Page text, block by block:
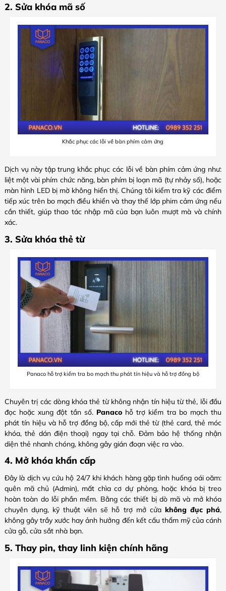
2. Sửa khóa mã số
Khắc phục các lỗi về bàn phím cảm ứng
Dịch vụ này tập trung khắc phục các lỗi về bàn phím cảm ứng như:
liệt một vài phím chức năng, bàn phím bị loạn mã (tự nhảy số), hoặc
màn hình LED bị mờ không hiển thị. Chúng tôi kiểm tra kỹ các điểm
tiếp xúc trên bo mạch điều khiển và thay thế lớp phim cảm ứng nếu
cần thiết, giúp thao tác nhập mã của bạn luôn mượt mà và chính
xác.
3. Sửa khóa thẻ từ
Panaco hỗ trợ kiểm tra bo mạch thu phát tín hiệu và hỗ trợ đồng bộ
Chuyên trị các dòng khóa thẻ từ không nhận tín hiệu từ thẻ, lỗi đầu
đọc hoặc xung đột tần số. Panacohỗ trợ kiểm tra bo mạch thu
phát tín hiệu và hỗ trợ đồng bộ, cấp mới thẻ từ (thẻ card, thẻ móc
khóa, thẻ dán điện thoại) ngay tại chỗ. Đảm bảo hệ thống nhận
diện thẻ nhanh chóng, không gây gián đoạn việc ra vào.
4. Mở khóa khẩn cấp
Đây là dịch vụ cứu hộ 24/7 khi khách hàng gặp tình huống oái oăm:
quên mã chủ (Admin), mất chìa cơ dự phòng, hoặc khóa bị treo
hoàn toàn do lỗi phần mềm. Bằng các thiết bị dò mã và mở khóa
chuyên dụng, kỹ thuật viên sẽ hỗ trợ mở cửa không đục phá,
không gây trầy xước hay ảnh hưởng đến kết cấu thẩm mỹ của cánh
cửa gỗ, cửa sắt nhà bạn.
5. Thay pin, thay linh kiện chính hãng